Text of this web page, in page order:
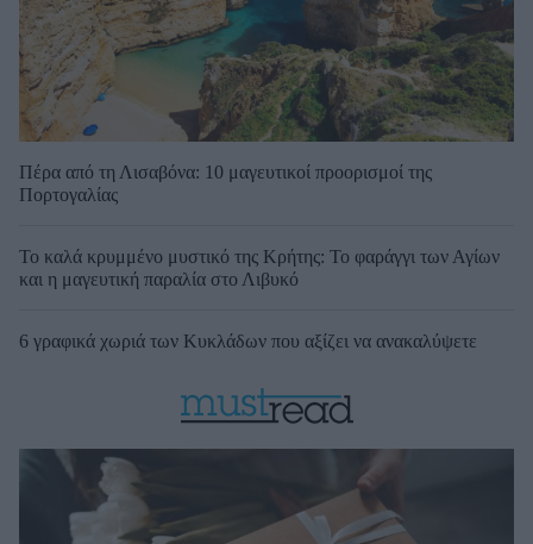
Πέρα από τη Λισαβόνα: 10 μαγευτικοί προορισμοί της
Πορτογαλίας
Το καλά κρυμμένο μυστικό της Κρήτης: Το φαράγγι των Αγίων
και η μαγευτική παραλία στο Λιβυκό
6 γραφικά χωριά των Κυκλάδων που αξίζει να ανακαλύψετε